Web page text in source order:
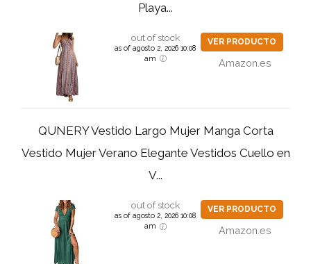
Playa...
out of stock
as of agosto 2, 2026 10:08
am
VER PRODUCTO
Amazon.es
QUNERY Vestido Largo Mujer Manga Corta
Vestido Mujer Verano Elegante Vestidos Cuello en
V...
out of stock
as of agosto 2, 2026 10:08
am
VER PRODUCTO
Amazon.es